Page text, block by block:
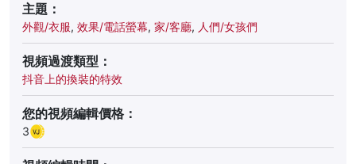
主題：
外觀/衣服, 效果/電話螢幕, 家/客廳, 人們/女孩們
視頻過渡類型：
抖音上的換裝的特效
您的視頻編輯價格：
3